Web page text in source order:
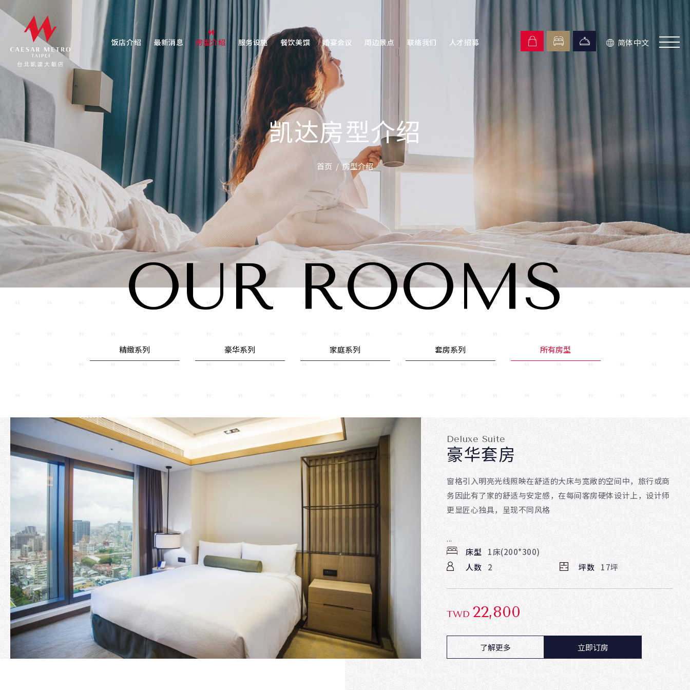
饭店介绍 最新消息 房型介绍 服务设施 餐饮美馔 婚宴会议 周边景点 联络我们 人才招募 简体中文
凯达房型介绍
首页 房型介绍
OUR ROOMS
精緻系列 豪华系列 家庭系列 套房系列 所有房型
Deluxe Suite
豪华套房
窗格引入明亮光线照映在舒适的大床与宽敞的空间中，旅行或商
务因此有了家的舒适与安定感，在每间客房硬体设计上，设计师
更显匠心独具，呈现不同风格
...
床型
1床(200*300)
人数
2 坪数 17坪
TWD 22,800
了解更多 立即订房